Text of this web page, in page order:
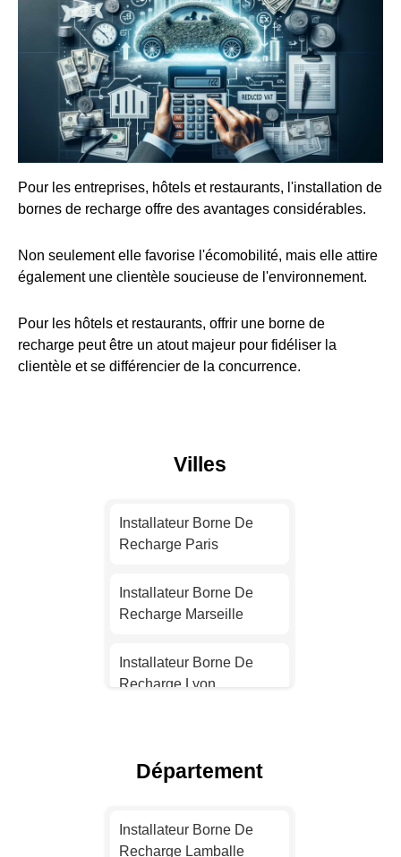
Pour les entreprises, hôtels et restaurants, l'installation de
bornes de recharge offre des avantages considérables.
Non seulement elle favorise l'écomobilité, mais elle attire
également une clientèle soucieuse de l'environnement.
Pour les hôtels et restaurants, offrir une borne de
recharge peut être un atout majeur pour fidéliser la
clientèle et se différencier de la concurrence.
Villes
Installateur Borne De
Recharge Paris
Installateur Borne De
Recharge Marseille
Installateur Borne De
Recharge Lyon
Recharge Nice
Département
Installateur Borne De
Recharge Lamballe